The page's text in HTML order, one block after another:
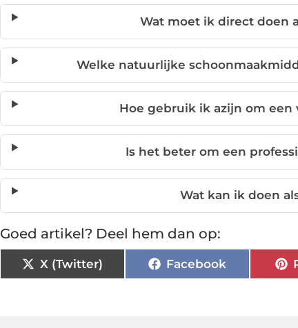
Wat moet ik direct doen
Welke natuurlijke
Hoe gebruik ik azijn om
Is het beter om een
Wat kan ik doen
Goed artikel? Deel hem dan op:
X (Twitter) Facebook